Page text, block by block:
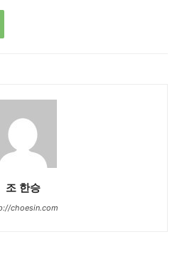
조 한승
choesin.com